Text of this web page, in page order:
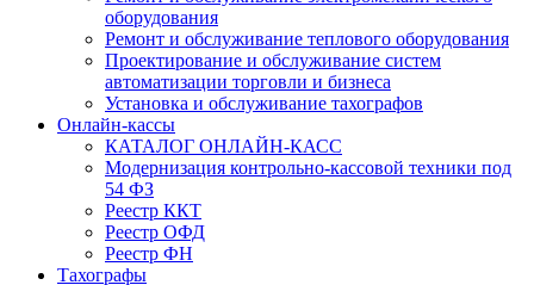
оборудования
Ремонт и обслуживание теплового оборудования
Проектирование и обслуживание систем
автоматизации торговли и бизнеса
Установка и обслуживание тахографов
Онлайн-кассы
КАТАЛОГ ОНЛАЙН-КАСС
Модернизация контрольно-кассовой техники под
54 ФЗ
Реестр ККТ
Реестр ОФД
Реестр ФН
Тахографы